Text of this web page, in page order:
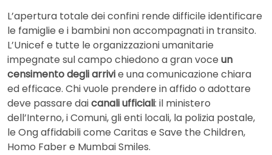
L’apertura totale dei confini rende difficile identificare
le famiglie e i bambini non accompagnati in transito.
L’Unicef e tutte le organizzazioni umanitarie
impegnate sul campo chiedono a gran voce un
censimento degli arrivie una comunicazione chiara
ed efficace. Chi vuole prendere in affido o adottare
deve passare daicanali ufficiali: il ministero
dell’Interno, i Comuni, gli enti locali, la polizia postale,
le Ong affidabili come Caritas e Save the Children,
Homo Faber e Mumbai Smiles.